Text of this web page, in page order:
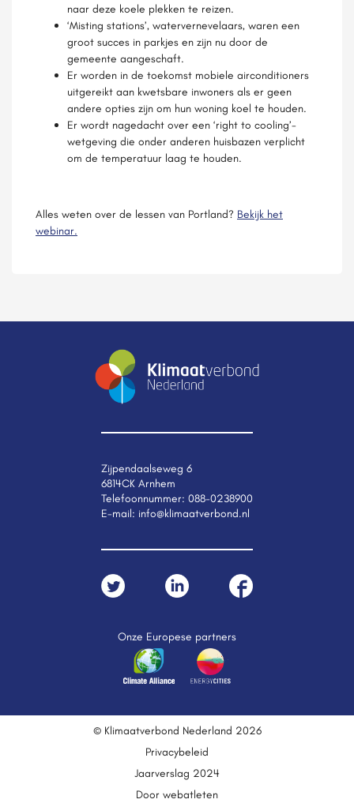
naar deze koele plekken te reizen.
‘Misting stations’, watervernevelaars, waren een
groot succes in parkjes en zijn nu door de
gemeente aangeschaft.
Er worden in de toekomst mobiele airconditioners
uitgereikt aan kwetsbare inwoners als er geen
andere opties zijn om hun woning koel te houden.
Er wordt nagedacht over een ‘right to cooling’-
wetgeving die onder anderen huisbazen verplicht
om de temperatuur laag te houden.
Alles weten over de lessen van Portland? Bekijk het
webinar.
Zijpendaalseweg 6
6814CK Arnhem
Telefoonnummer: 088-0238900
E-mail: info@klimaatverbond.nl
Onze Europese partners
© Klimaatverbond Nederland 2026
Privacybeleid
Jaarverslag 2024
Door webatleten